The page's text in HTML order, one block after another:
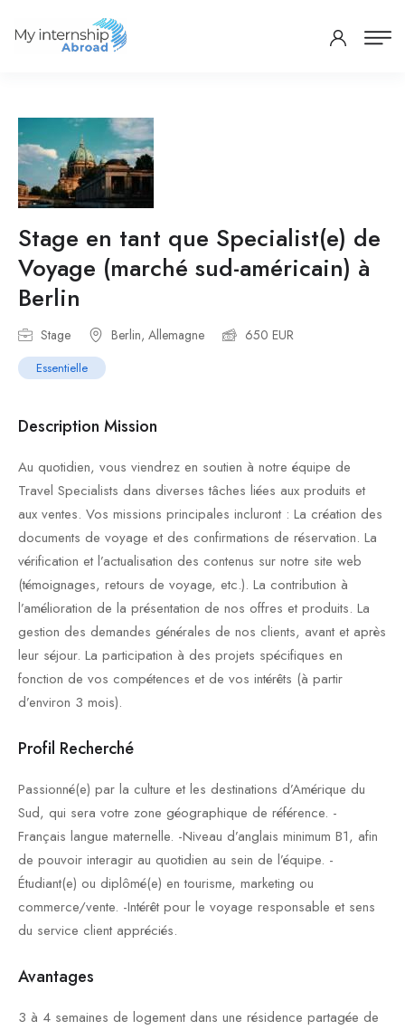
Stage en tant que Specialist(e) de
Voyage (marché sud-américain) à
Berlin
Stage Berlin, Allemagne 650 EUR
Essentielle
Description Mission
Au quotidien, vous viendrez en soutien à notre équipe de
Travel Specialists dans diverses tâches liées aux produits et
aux ventes. Vos missions principales incluront : La création des
documents de voyage et des confirmations de réservation. La
vérification et l’actualisation des contenus sur notre site web
(témoignages, retours de voyage, etc.). La contribution à
l’amélioration de la présentation de nos offres et produits. La
gestion des demandes générales de nos clients, avant et après
leur séjour. La participation à des projets spécifiques en
fonction de vos compétences et de vos intérêts (à partir
d’environ 3 mois).
Profil Recherché
Passionné(e) par la culture et les destinations d’Amérique du
Sud, qui sera votre zone géographique de référence. -
Français langue maternelle. -Niveau d’anglais minimum B1, afin
de pouvoir interagir au quotidien au sein de l’équipe. -
Étudiant(e) ou diplômé(e) en tourisme, marketing ou
commerce/vente. -Intérêt pour le voyage responsable et sens
du service client appréciés.
Avantages
3 à 4 semaines de logement dans une résidence partagée de